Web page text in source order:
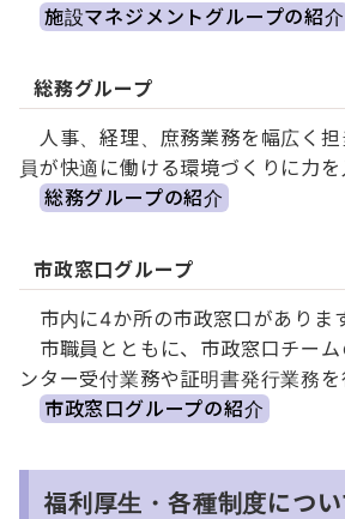
施設マネジメントグループの紹介
総務グループ
人事、経理、庶務業務を幅広く担
員が快適に働ける環境づくりに力を
総務グループの紹介
市政窓口グループ
市内に4か所の市政窓口があります
市職員とともに、市政窓口チーム
ンター受付業務や証明書発行業務を
市政窓口グループの紹介
福利厚生・各種制度につい